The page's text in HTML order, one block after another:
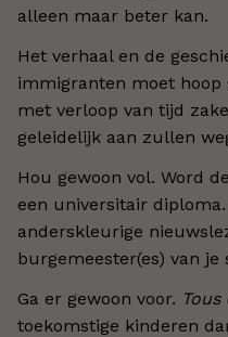
alleen maar beter kan.
Het verhaal en de
immigranten moet
met verloop van tijd
geleidelijk aan zullen
Hou gewoon vol. Word
een universitair
anderskleurige
burgemeester(es) van je
Ga er gewoon voor.
toekomstige kinderen